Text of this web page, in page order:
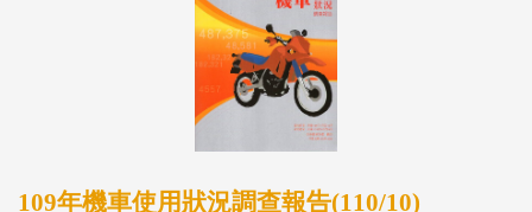
109年機車使用狀況調查報告(110/10)